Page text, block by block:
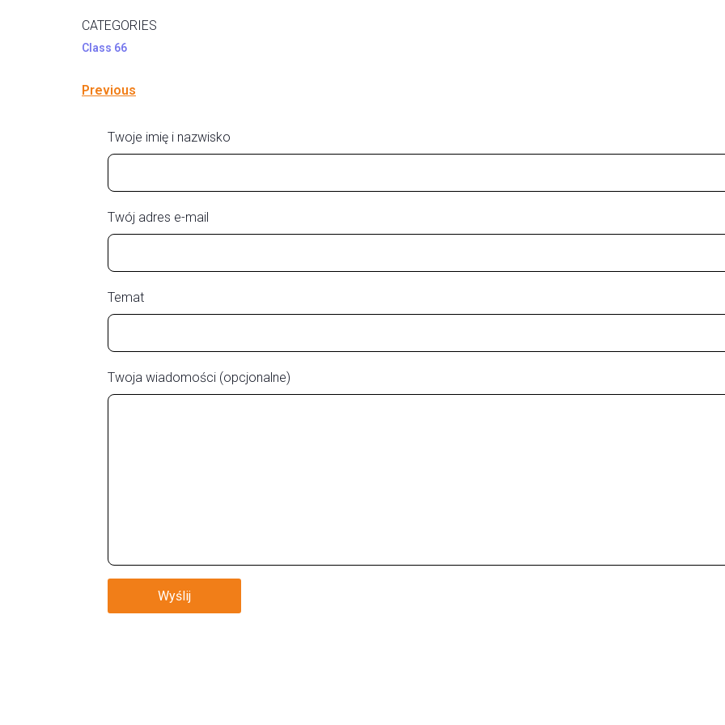
CATEGORIES
Class 66
Previous
Twoje imię i nazwisko
Twój adres e-mail
Temat
Twoja wiadomości (opcjonalne)